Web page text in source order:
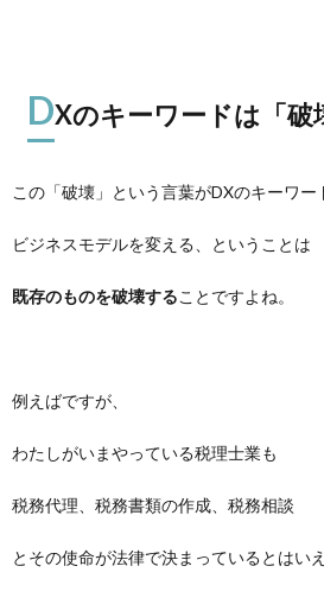
DXのキーワードは「破
この「破壊」という言葉がDXのキーワー
ビジネスモデルを変える、ということは
既存のものを破壊することですよね。
例えばですが、
わたしがいまやっている税理士業も
税務代理、税務書類の作成、税務相談
とその使命が法律で決まっているとはいえ